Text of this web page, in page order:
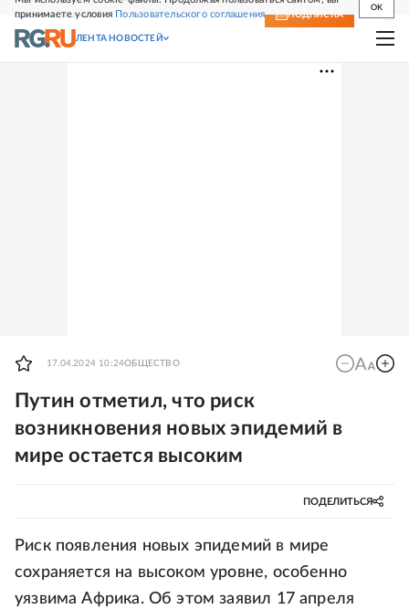
принимаете условия Пользовательского соглашения
OK
СВЕЖИЙ НОМЕР ПОДПИСКА
ЛЕНТА НОВОСТЕЙ
17.04.2024 10:24ОБЩЕСТВО
Путин отметил, что риск
возникновения новых эпидемий в
мире остается высоким
ПОДЕЛИТЬСЯ
Риск появления новых эпидемий в мире
сохраняется на высоком уровне, особенно
уязвима Африка. Об этом заявил 17 апреля